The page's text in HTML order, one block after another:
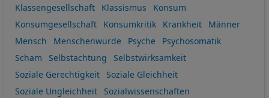
Klassengesellschaft Klassismus
Konsum
Konsumgesellschaft
Konsumkritik Krankheit
Männer
Mensch
Menschenwürde Psyche
Psychosomatik
Scham
Selbstachtung
Selbstwirksamkeit
Soziale Gerechtigkeit
Soziale Gleichheit
Soziale Ungleichheit
Sozialwissenschaften